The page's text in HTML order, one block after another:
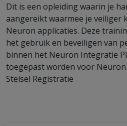
Dit is een opleiding waarin je
aangereikt waarmee je veiliger
Neuron applicaties. Deze
het gebruik en beveiligen van
binnen het Neuron Integratie
toegepast worden voor
Stelsel Registratie